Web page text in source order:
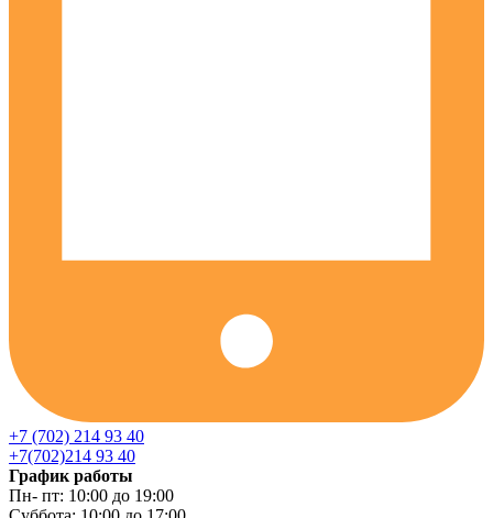
+7 (702) 214 93 40
+7(702)214 93 40
График работы
Пн- пт: 10:00 до 19:00